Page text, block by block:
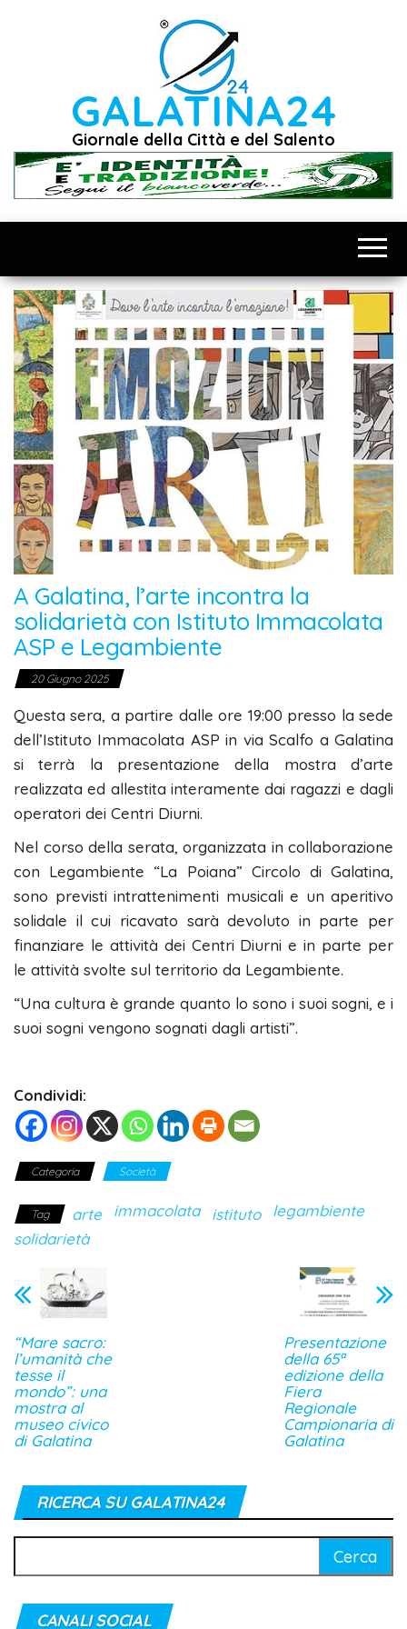
GALATINA24
Giornale della Città e del Salento
A Galatina, l’arte incontra la
solidarietà con Istituto Immacolata
ASP e Legambiente
20 Giugno 2025
Questa sera, a partire dalle ore 19:00 presso la sede
dell’Istituto Immacolata ASP in via Scalfo a Galatina
si terrà la presentazione della mostra d’arte
realizzata ed allestita interamente dai ragazzi e dagli
operatori dei Centri Diurni.
Nel corso della serata, organizzata in collaborazione
con Legambiente “La Poiana” Circolo di Galatina,
sono previsti intrattenimenti musicali e un aperitivo
solidale il cui ricavato sarà devoluto in parte per
finanziare le attività dei Centri Diurni e in parte per
le attività svolte sul territorio da Legambiente.
“Una cultura è grande quanto lo sono i suoi sogni, e i
suoi sogni vengono sognati dagli artisti”.
Condividi:
Categoria Società
Tag arte immacolata istituto
legambiente
solidarietà
“Mare sacro:
l’umanità che
tesse il
mondo”: una
mostra al
museo civico
di Galatina
Presentazione
della 65ª
edizione della
Fiera
Regionale
Campionaria di
Galatina
RICERCA SU GALATINA24
per:
CANALI SOCIAL